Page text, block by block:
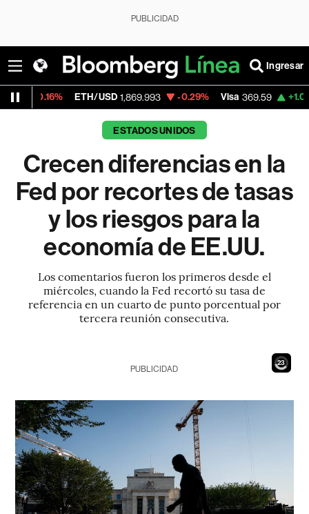
PUBLICIDAD
Ingresar
ETH/USD 1,869.993 -0.29% Visa 369.59 +1.07%
ESTADOS UNIDOS
Crecen diferencias en la
Fed por recortes de tasas
y los riesgos para la
economía de EE.UU.
Los comentarios fueron los primeros desde el
miércoles, cuando la Fed recortó su tasa de
referencia en un cuarto de punto porcentual por
tercera reunión consecutiva.
21
PUBLICIDAD